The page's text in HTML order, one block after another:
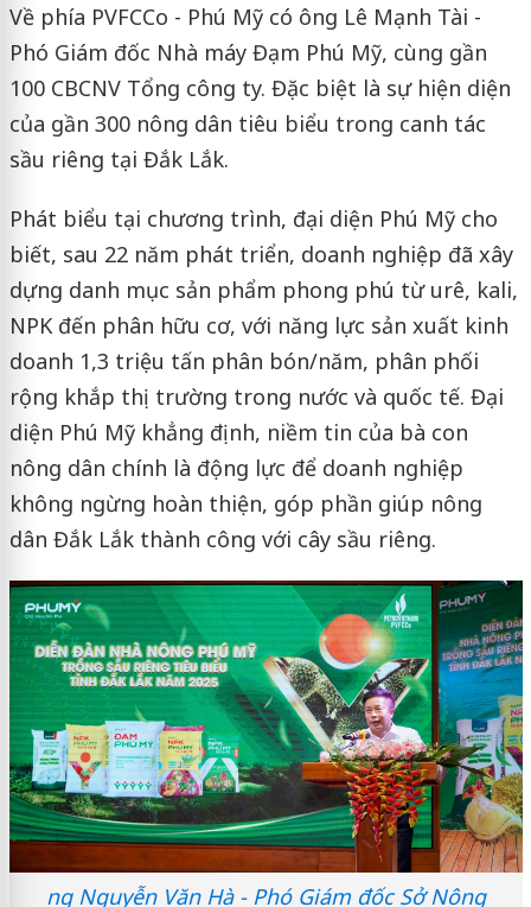
Về phía PVFCCo - Phú Mỹ có ông Lê Mạnh Tài -
Phó Giám đốc Nhà máy Đạm Phú Mỹ, cùng gần
100 CBCNV Tổng công ty. Đặc biệt là sự hiện diện
của gần 300 nông dân tiêu biểu trong canh tác
sầu riêng tại Đắk Lắk.
Phát biểu tại chương trình, đại diện Phú Mỹ cho
biết, sau 22 năm phát triển, doanh nghiệp đã xây
dựng danh mục sản phẩm phong phú từ urê, kali,
NPK đến phân hữu cơ, với năng lực sản xuất kinh
doanh 1,3 triệu tấn phân bón/năm, phân phối
rộng khắp thị trường trong nước và quốc tế. Đại
diện Phú Mỹ khẳng định, niềm tin của bà con
nông dân chính là động lực để doanh nghiệp
không ngừng hoàn thiện, góp phần giúp nông
dân Đắk Lắk thành công với cây sầu riêng.
ng Nguyễn Văn Hà - Phó Giám đốc Sở Nông